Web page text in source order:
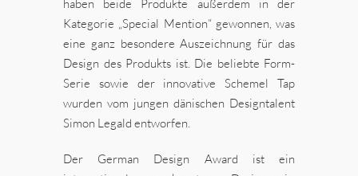
haben beide Produkte außerdem in der
Kategorie „Special Mention“ gewonnen, was
eine ganz besondere Auszeichnung für das
Design des Produkts ist. Die beliebte Form-
Serie sowie der innovative Schemel Tap
wurden vom jungen dänischen Designtalent
Simon Legald entworfen.
Der German Design Award ist ein